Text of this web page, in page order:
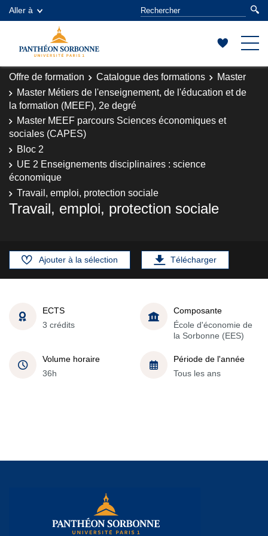
Aller à
Offre de formation Catalogue des formations
Master
Master Métiers de l'enseignement, de l'éducation et de
la formation (MEEF), 2e degré
Master MEEF parcours Sciences économiques et
sociales (CAPES)
Bloc 2
UE 2 Enseignements disciplinaires : science
économique
Travail, emploi, protection sociale
Travail, emploi, protection sociale
Ajouter à la sélection Télécharger
ECTS
3 crédits
Composante
École d'économie de
la Sorbonne (EES)
Volume horaire
36h
Période de l'année
Tous les ans